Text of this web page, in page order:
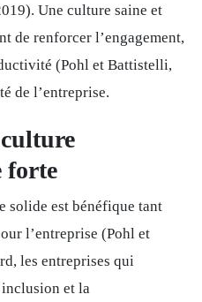
Une culture saine et
de renforcer l’engagement,
(Pohl et Battistelli,
de l’entreprise.
forte
solide est bénéfique tant
l’entreprise (Pohl et
les entreprises qui
et la